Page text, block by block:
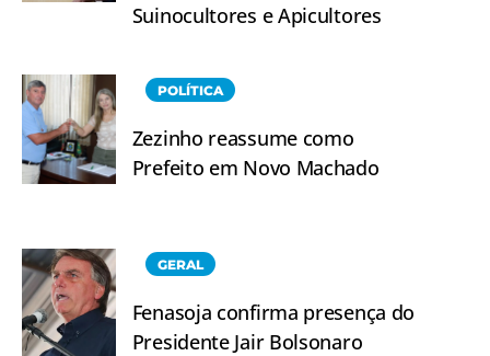
Suinocultores e Apicultores
POLÍTICA
Zezinho reassume como
Prefeito em Novo Machado
GERAL
Fenasoja confirma presença do
Presidente Jair Bolsonaro